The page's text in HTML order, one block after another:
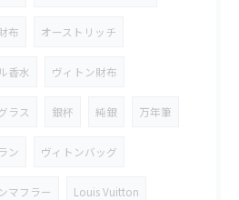
布 オーストリッチ
香水 ヴィトン財布
ラス 銀杯 純銀 万年筆
ン ヴィトンバッグ
マフラー Louis Vuitton